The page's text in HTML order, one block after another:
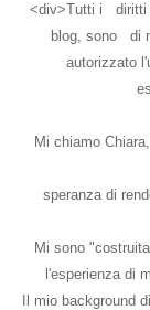
<div>Tutti i diritti
blog, sono di
autorizzato
Mi chiamo
speranza di
Mi sono
l'esperienza di
Il mio background